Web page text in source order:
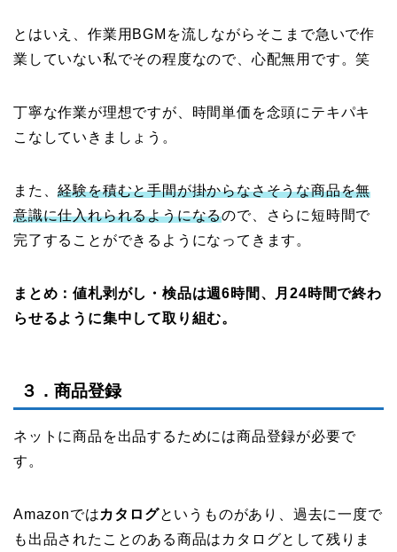
とはいえ、作業用BGMを流しながらそこまで急いで作
業していない私でその程度なので、心配無用です。笑
丁寧な作業が理想ですが、時間単価を念頭にテキパキ
こなしていきましょう。
また、経験を積むと手間が掛からなさそうな商品を無
意識に仕入れられるようになるので、さらに短時間で
完了することができるようになってきます。
まとめ：値札剥がし・検品は週6時間、月24時間で終わ
らせるように集中して取り組む。
３．商品登録
ネットに商品を出品するためには商品登録が必要で
す。
Amazonではカタログというものがあり、過去に一度で
も出品されたことのある商品はカタログとして残りま